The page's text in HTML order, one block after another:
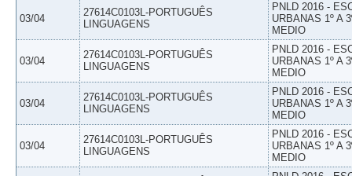
03/04
27614C0103L-PORTUGUÊS
LINGUAGENS
PNLD 2016 -
URBANAS 1º A
MEDIO
03/04
27614C0103L-PORTUGUÊS
LINGUAGENS
PNLD 2016 -
URBANAS 1º A
MEDIO
03/04
27614C0103L-PORTUGUÊS
LINGUAGENS
PNLD 2016 -
URBANAS 1º A
MEDIO
03/04
27614C0103L-PORTUGUÊS
LINGUAGENS
PNLD 2016 -
URBANAS 1º A
MEDIO